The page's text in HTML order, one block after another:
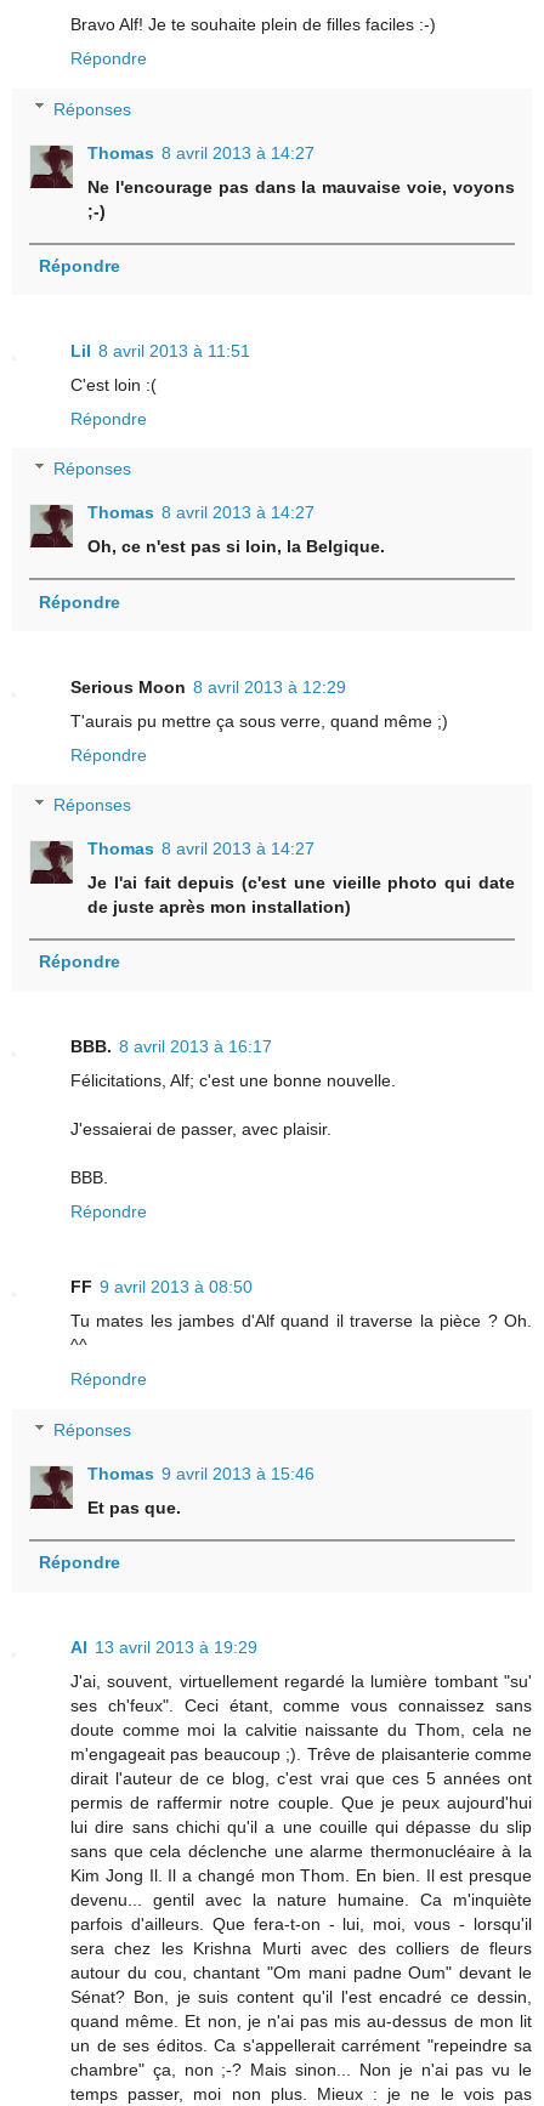
Bravo Alf! Je te souhaite plein de filles faciles :-)
Répondre
Réponses
Thomas 8 avril 2013 à 14:27
Ne l'encourage pas dans la mauvaise voie, voyons
;-)
Répondre
Lil 8 avril 2013 à 11:51
C'est loin :(
Répondre
Réponses
Thomas 8 avril 2013 à 14:27
Oh, ce n'est pas si loin, la Belgique.
Répondre
Serious Moon 8 avril 2013 à 12:29
T'aurais pu mettre ça sous verre, quand même ;)
Répondre
Réponses
Thomas 8 avril 2013 à 14:27
Je l'ai fait depuis (c'est une vieille photo qui date
de juste après mon installation)
Répondre
BBB. 8 avril 2013 à 16:17
Félicitations, Alf; c'est une bonne nouvelle.
J'essaierai de passer, avec plaisir.
BBB.
Répondre
FF 9 avril 2013 à 08:50
Tu mates les jambes d'Alf quand il traverse la pièce ? Oh.
^^
Répondre
Réponses
Thomas 9 avril 2013 à 15:46
Et pas que.
Répondre
Al 13 avril 2013 à 19:29
J'ai, souvent, virtuellement regardé la lumière tombant "su'
ses ch'feux". Ceci étant, comme vous connaissez sans
doute comme moi la calvitie naissante du Thom, cela ne
m'engageait pas beaucoup ;). Trêve de plaisanterie comme
dirait l'auteur de ce blog, c'est vrai que ces 5 années ont
permis de raffermir notre couple. Que je peux aujourd'hui
lui dire sans chichi qu'il a une couille qui dépasse du slip
sans que cela déclenche une alarme thermonucléaire à la
Kim Jong Il. Il a changé mon Thom. En bien. Il est presque
devenu... gentil avec la nature humaine. Ca m'inquiète
parfois d'ailleurs. Que fera-t-on - lui, moi, vous - lorsqu'il
sera chez les Krishna Murti avec des colliers de fleurs
autour du cou, chantant "Om mani padne Oum" devant le
Sénat? Bon, je suis content qu'il l'est encadré ce dessin,
quand même. Et non, je n'ai pas mis au-dessus de mon lit
un de ses éditos. Ca s'appellerait carrément "repeindre sa
chambre" ça, non ;-? Mais sinon... Non je n'ai pas vu le
temps passer, moi non plus. Mieux : je ne le vois pas